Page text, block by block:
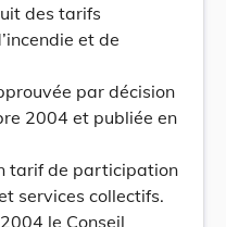
des tarifs
et de
par décision
2004 et publiée en
tarif de participation
services collectifs.
le Conseil